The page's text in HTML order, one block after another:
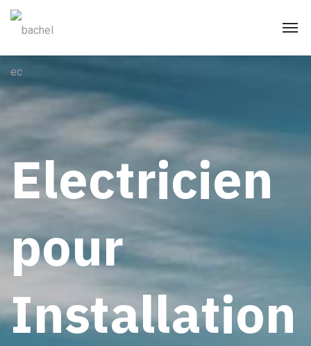
Electricien
pour
Installation